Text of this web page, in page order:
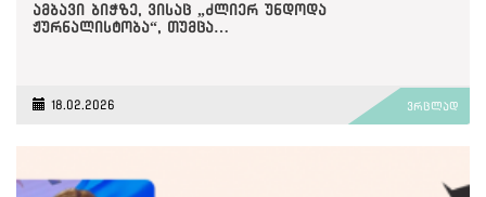
ამბავი ბიჭზე, ვისაც „ძლიერ უნდოდა
ჟურნალისტობა“, თუმცა…
18.02.2026 ვრცლად